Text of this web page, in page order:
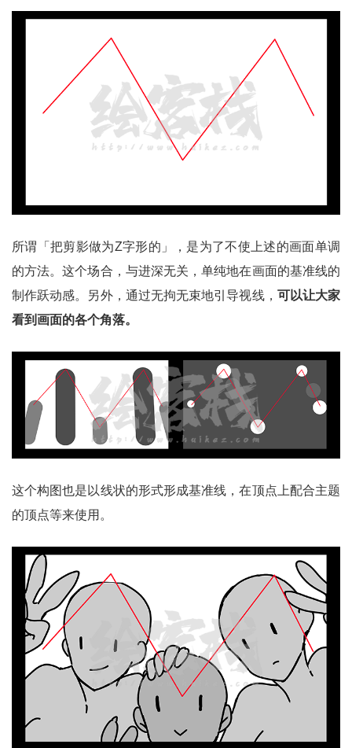
所谓「把剪影做为Z字形的」，是为了不使上述的画面单调
的方法。这个场合，与进深无关，单纯地在画面的基准线的
制作跃动感。另外，通过无拘无束地引导视线， 可以让大家
看到画面的各个角落。
这个构图也是以线状的形式形成基准线，在顶点上配合主题
的顶点等来使用。